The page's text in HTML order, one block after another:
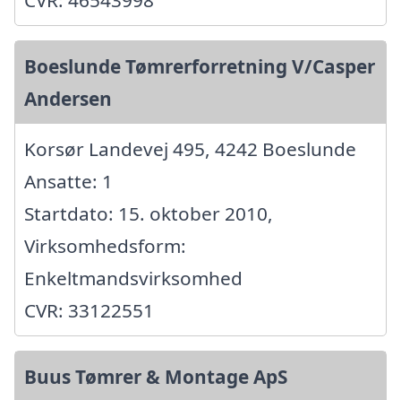
Boeslunde Tømrerforretning V/Casper
Andersen
Korsør Landevej 495, 4242 Boeslunde
Ansatte: 1
Startdato: 15. oktober 2010,
Virksomhedsform:
Enkeltmandsvirksomhed
CVR: 33122551
Buus Tømrer & Montage ApS